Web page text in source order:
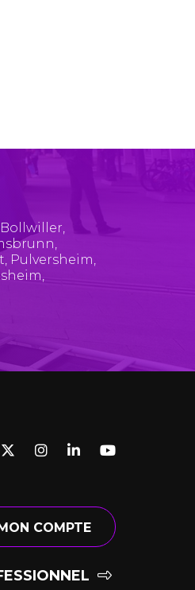
Bollwiller,
,
, Pulversheim,
,
COMPTE